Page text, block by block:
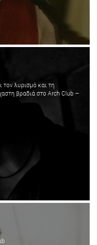
λυρισμό και τη
βραδιά στο Arch Club –